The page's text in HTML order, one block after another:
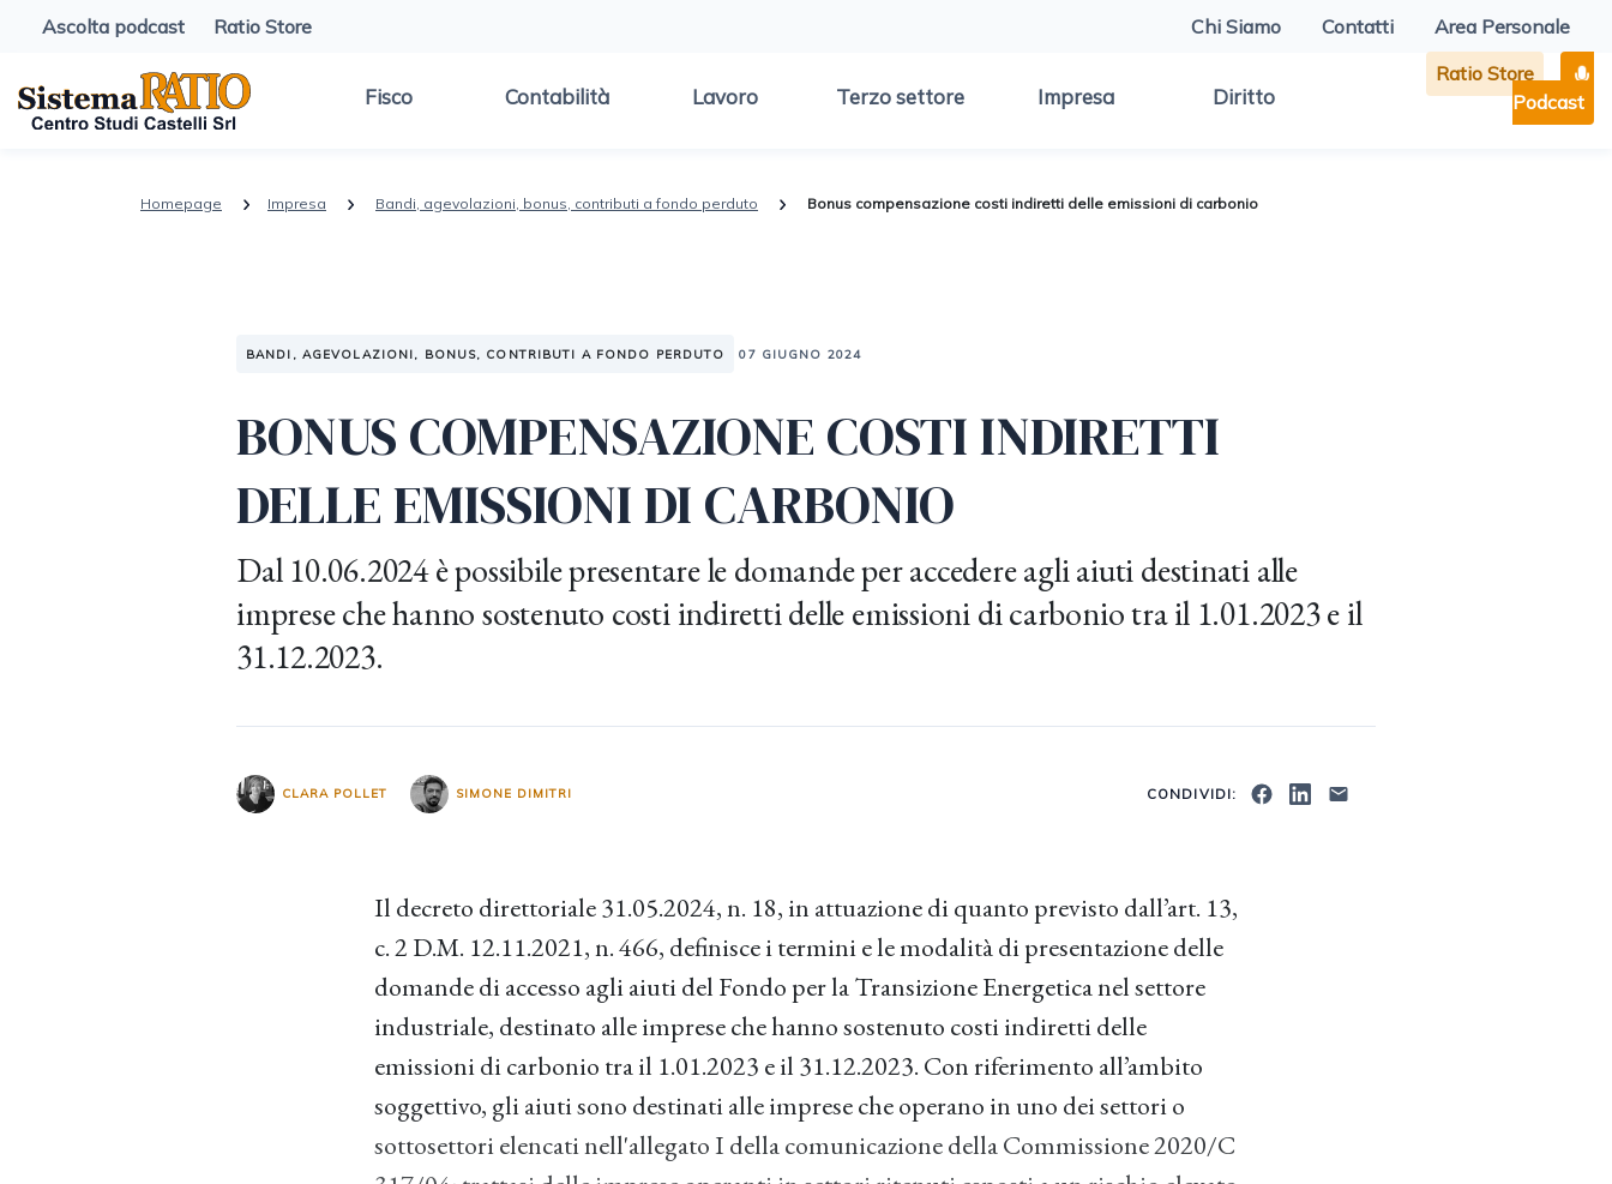
Ascolta podcast Ratio Store Chi Siamo Contatti Area Personale
Fisco Contabilità Lavoro Terzo settore Impresa Diritto
Ratio Store
Podcast
Homepage Impresa Bandi, agevolazioni, bonus, contributi a fondo perduto Bonus compensazione costi indiretti delle emissioni di carbonio
BANDI, AGEVOLAZIONI, BONUS, CONTRIBUTI A FONDO PERDUTO 07 GIUGNO 2024
BONUS COMPENSAZIONE COSTI INDIRETTI
DELLE EMISSIONI DI CARBONIO
Dal 10.06.2024 è possibile presentare le domande per accedere agli aiuti destinati alle
imprese che hanno sostenuto costi indiretti delle emissioni di carbonio tra il 1.01.2023 e il
31.12.2023.
CLARA POLLET SIMONE DIMITRI CONDIVIDI:
Il decreto direttoriale 31.05.2024, n. 18, in attuazione di quanto previsto dall’art. 13,
c. 2 D.M. 12.11.2021, n. 466, definisce i termini e le modalità di presentazione delle
domande di accesso agli aiuti del Fondo per la Transizione Energetica nel settore
industriale, destinato alle imprese che hanno sostenuto costi indiretti delle
emissioni di carbonio tra il 1.01.2023 e il 31.12.2023. Con riferimento all’ambito
soggettivo, gli aiuti sono destinati alle imprese che operano in uno dei settori o
sottosettori elencati nell'allegato I della comunicazione della Commissione 2020/C